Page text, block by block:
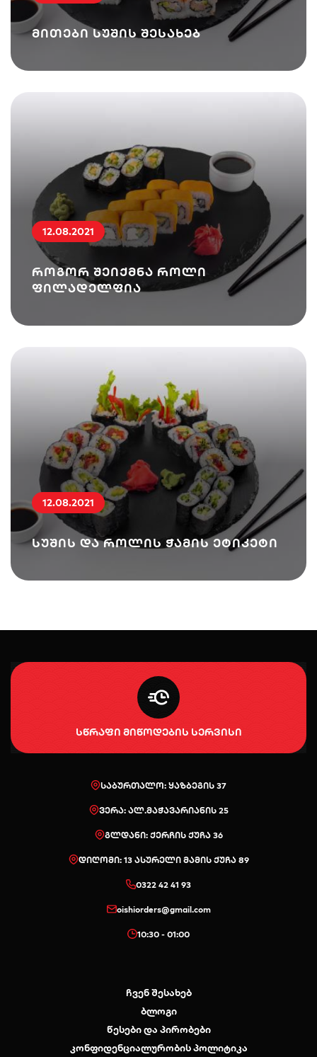
მითები სუშის შესახებ
12.08.2021
როგორ შეიქმნა როლი
ფილადელფია
12.08.2021
სუშის და როლის ჭამის ეტიკეტი
სწრაფი მიწოდების სერვისი
საბურთალო: ყაზბეგის 37
ვერა: ალ.მაჭავარიანის 25
გლდანი: ქერჩის ქუჩა 36
დიღომი: 13 ასურელი მამის ქუჩა 89
0322 42 41 93
oishiorders@gmail.com
10:30 - 01:00
ჩვენ შესახებ
ბლოგი
წესები და პირობები
კონფიდენციალურობის პოლიტიკა